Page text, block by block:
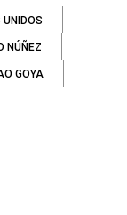
UNIDOS
NÚÑEZ
GOYA